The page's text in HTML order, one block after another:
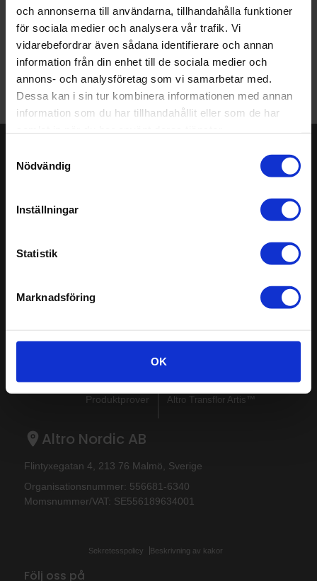
och annonserna till användarna, tillhandahålla funktioner
för sociala medier och analysera vår trafik. Vi
vidarebefordrar även sådana identifierare och annan
information från din enhet till de sociala medier och
annons- och analysföretag som vi samarbetar med.
Dessa kan i sin tur kombinera informationen med annan
information som du har tillhandahållit eller som de har
Nödvändig
Inställningar
Statistik
Marknadsföring
OK
vår hemsida. Altro har ett brett utbud av produkter som
passar dina behov.
Kommersiella kök
Håll dig uppdaterad!
vänlig fyll i dina uppgifter.
dig
Sitemap
Välkommen till Altro
Tekniska dokument
Produktprover
Altro Walkway™ 20
Altro Ensemble™
Altro Transflor Artis™
Altro Nordic AB
Flintyxegatan 4, 213 76 Malmö, Sverige
Organisationsnummer: 556681-6340
Momsnummer/VAT: SE556189634001
Sekretesspolicy Beskrivning av kakor
Följ oss på